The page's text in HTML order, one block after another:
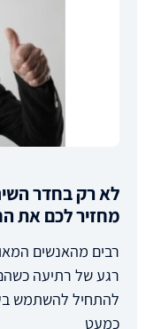
לא רק בחדר
מחזיר לכם את
רבים מהאנשים
רגע של רתיעה
להתחיל להשתמש
כמעט